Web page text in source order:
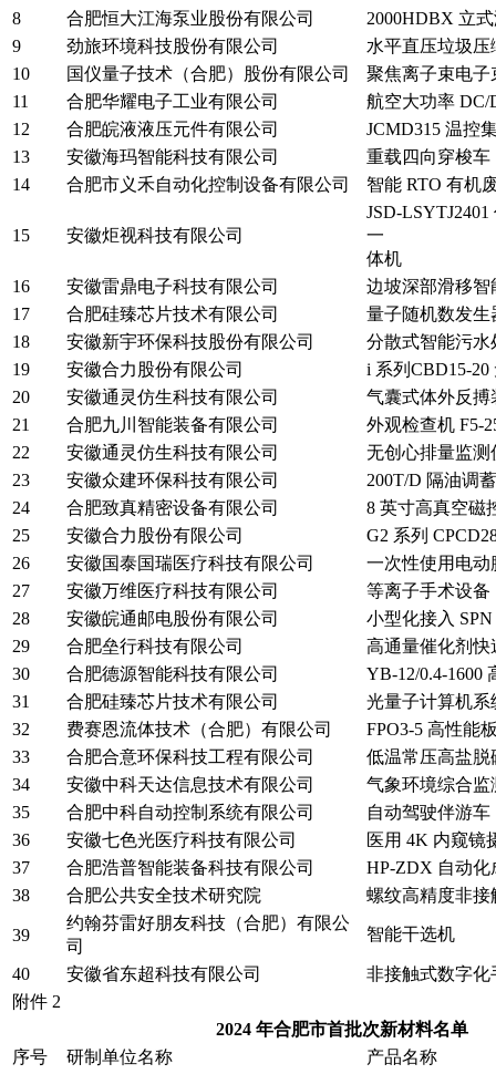
8
合肥恒大江海泵业股份有限公司
2000HDBX 立
9
劲旅环境科技股份有限公司
水平直压垃圾压
10
国仪量子技术（合肥）股份有限公司
聚焦离子束电子
11
合肥华耀电子工业有限公司
航空大功率 DC/
12
合肥皖液液压元件有限公司
JCMD315 温控
13
安徽海玛智能科技有限公司
重载四向穿梭车
14
合肥市义禾自动化控制设备有限公司 智能 RTO 有机
15 安徽炬视科技有限公司
JSD-
一
体机
16
安徽雷鼎电子科技有限公司
边坡深部滑移
17
合肥硅臻芯片技术有限公司
量子随机数发生
18
安徽新宇环保科技股份有限公司
分散式智能污
19
安徽合力股份有限公司
i 系列CBD15-
20
安徽通灵仿生科技有限公司
气囊式体外反搏
21
合肥九川智能装备有限公司
外观检查机 F5-
22
安徽通灵仿生科技有限公司
无创心排量监测
23
安徽众建环保科技有限公司
200T/D 隔油调
24
合肥致真精密设备有限公司
8 英寸高真空磁
25
安徽合力股份有限公司
G2 系列
26
安徽国泰国瑞医疗科技有限公司
一次性使用电
27
安徽万维医疗科技有限公司
等离子手术设备
28
安徽皖通邮电股份有限公司
小型化接入
29
合肥垒行科技有限公司
高通量催化剂快
30
合肥德源智能科技有限公司
YB-12/0.4-1600
31
合肥硅臻芯片技术有限公司
光量子计算机系
32
费赛恩流体技术（合肥）有限公司
FPO3-5 高性能
33
合肥合意环保科技工程有限公司
低温常压高盐
34
安徽中科天达信息技术有限公司
气象环境综合监
35
合肥中科自动控制系统有限公司
自动驾驶伴游车
36
安徽七色光医疗科技有限公司
医用 4K 内窥镜
37
合肥浩普智能装备科技有限公司
HP-ZDX 自动化
38
合肥公共安全技术研究院 螺纹高精度非接
39
约翰芬雷好朋友科技（合肥）有限公
司
智能干选机
40 安徽省东超科技有限公司
非接触式数字化
附件 2
2024 年合肥市首批次新材料名单
序号
研制单位名称 产品名称